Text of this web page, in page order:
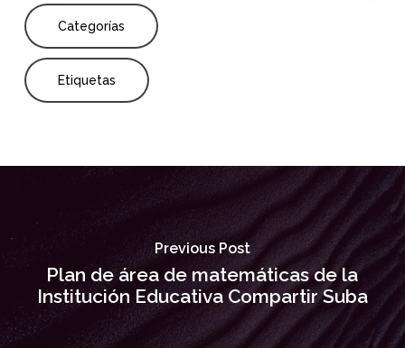
Categorías
Etiquetas
Previous Post
Plan de área de matemáticas de la
Institución Educativa Compartir Suba